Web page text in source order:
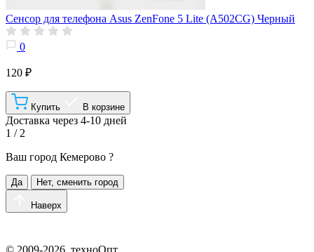
Сенсор для телефона Asus ZenFone 5 Lite (A502CG) Черный
0
120 ₽
Купить В корзине
Доставка через 4-10 дней
1 / 2
Ваш город Кемерово ?
Да Нет, сменить город
Наверх
© 2009-2026, техноОпт